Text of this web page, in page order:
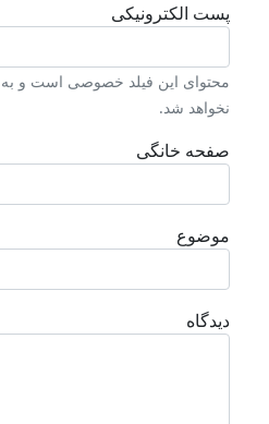
پست الکترونیکی
محتوای این فیلد خصوصی است و به
نخواهد شد.
صفحه خانگی
موضوع
دیدگاه